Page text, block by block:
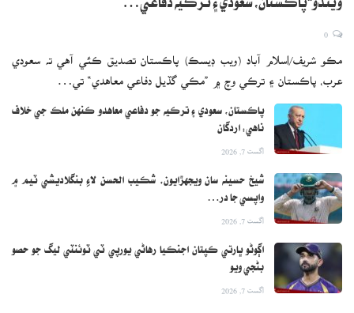
ويندو“پاڪستان، سعودي ۽ ترڪيه دفاعي…
مڪو شريف/اسلام آباد (ويب ڊيسڪ) پاڪستان تصديق ڪئي آهي ته سعودي
عرب، پاڪستان ۽ ترڪي وچ ۾ ”مڪي گڏيل دفاعي معاهدي“ تي…
پاڪستان، سعودي ۽ ترڪيه جو دفاعي معاهدو ڪنهن ملڪ جي خلاف
ناهي: اردگان
اگست 7, 2026
شيخ حسينه سان ويجهڙايون، شڪيب الحسن لاءِ بنگلاديشي ٽيم ۾
واپسي جا در…
اگست 7, 2026
اڳوڻو ڀارتي ڪپتان اجنڪيا رهاڻي يورپي ٽي ٽوئنٽي ليگ جو حصو
بڻجي ويو
اگست 7, 2026